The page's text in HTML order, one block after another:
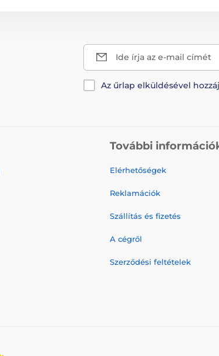
Ide írja az e-mail címét
Az űrlap elküldésével
További
Elérhetőségek
Reklamációk
Szállítás és fizetés
A cégről
Szerződési feltételek